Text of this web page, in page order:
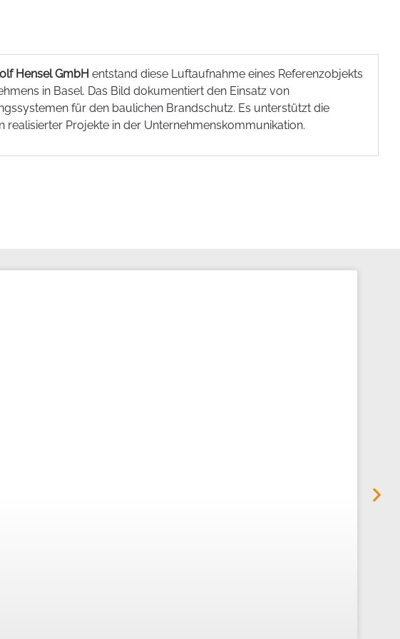
Hensel GmbH entstand diese Luftaufnahme eines Referenzobjekts
in Basel. Das Bild dokumentiert den Einsatz von
für den baulichen Brandschutz. Es unterstützt die
realisierter Projekte in der Unternehmenskommunikation.